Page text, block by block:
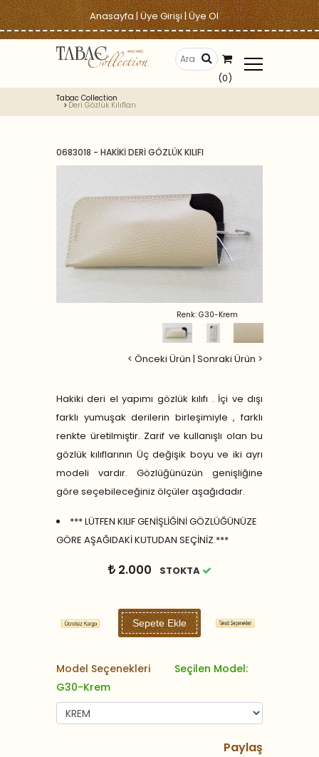
Anasayfa|Üye Girişi|Üye Ol
(0)
Tabac Collection
Deri Gözlük Kılıfları
0683018 - HAKİKİ DERİ GÖZLÜK KILIFI
Renk: G30-Krem
< Önceki Ürün | Sonraki Ürün >
Hakiki deri el yapımı gözlük kılıfı . İçi ve dışı
farklı yumuşak derilerin birleşimiyle , farklı
renkte üretilmiştir. Zarif ve kullanışlı olan bu
gözlük kılıflarının Üç değişik boyu ve iki ayrı
modeli vardır. Gözlüğünüzün genişliğine
göre seçebileceğiniz ölçüler aşağıdadır.
*** LÜTFEN KILIF GENİŞLİĞİNİ GÖZLÜĞÜNÜZE
GÖRE AŞAĞIDAKİ KUTUDAN SEÇİNİZ.***
2.000 STOKTA
Sepete Ekle
Model Seçenekleri
Seçilen Model:
G30-Krem
Paylaş